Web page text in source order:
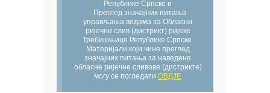
Републике Српске и
- Преглед значајних питања
управљања водама за Обласни
ријечни слив (дистрикт) ријеке
Требишњице Републике Српске.
Материјали који чине преглед
значајних питања за наведене
обласне ријечне сливове (дистрикте)
могу се погледати ОВДЈЕ